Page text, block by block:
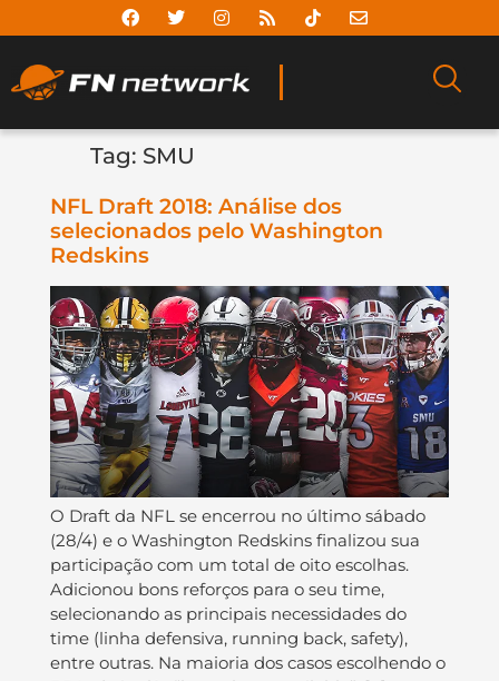
Tag: SMU
NFL Draft 2018: Análise dos
selecionados pelo Washington
Redskins
O Draft da NFL se encerrou no último sábado
(28/4) e o Washington Redskins finalizou sua
participação com um total de oito escolhas.
Adicionou bons reforços para o seu time,
selecionando as principais necessidades do
time (linha defensiva, running back, safety),
entre outras. Na maioria dos casos escolhendo o